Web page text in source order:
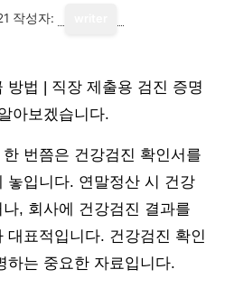
작성자:
방법 | 직장 제출용 검진 증명
아보겠습니다.
번쯤은 건강검진 확인서를
놓입니다. 연말정산 시 건강
, 회사에 건강검진 결과를
대표적입니다. 건강검진 확인
하는 중요한 자료입니다.